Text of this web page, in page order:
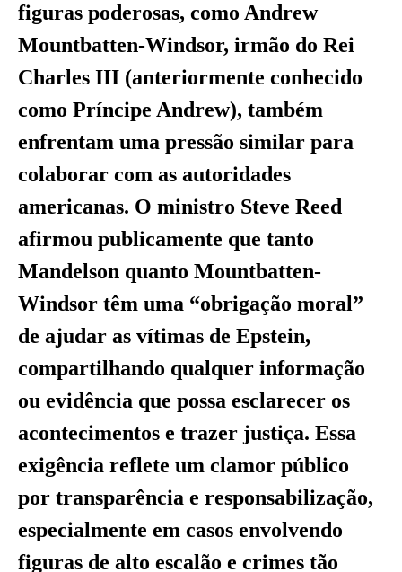
figuras poderosas, como Andrew
Mountbatten-Windsor, irmão do Rei
Charles III (anteriormente conhecido
como Príncipe Andrew), também
enfrentam uma pressão similar para
colaborar com as autoridades
americanas. O ministro Steve Reed
afirmou publicamente que tanto
Mandelson quanto Mountbatten-
Windsor têm uma “obrigação moral”
de ajudar as vítimas de Epstein,
compartilhando qualquer informação
ou evidência que possa esclarecer os
acontecimentos e trazer justiça. Essa
exigência reflete um clamor público
por transparência e responsabilização,
especialmente em casos envolvendo
figuras de alto escalão e crimes tão